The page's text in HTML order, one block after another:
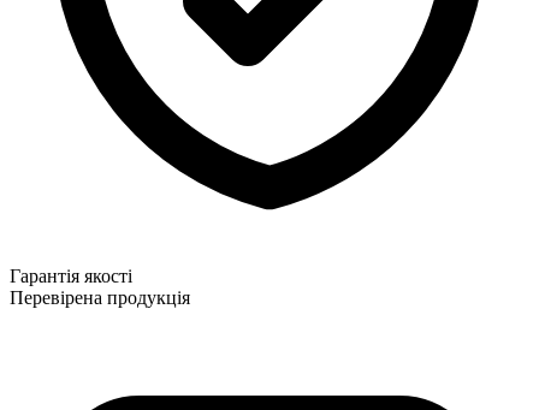
Гарантія якості
Перевірена продукція